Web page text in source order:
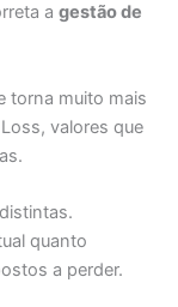
a gestão de
torna muito mais
valores que
quanto
a perder.